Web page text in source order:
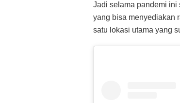
Jadi selama pandemi ini
yang bisa menyediakan
satu lokasi utama yang